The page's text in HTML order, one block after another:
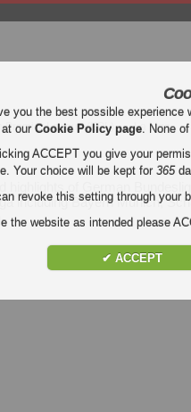
Premier League (EPL) La Liga
highlights of German
including Bayern Munich,
you the best possible
at ourCookie Policy page. None
ACCEPT you give your
Your choice will be kept for365
revoke this setting through your
the website as intended please
✔ ACCEPT